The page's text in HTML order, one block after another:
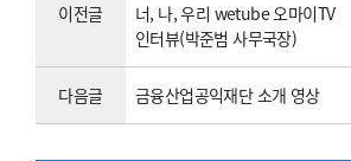
이전글
너, 나, 우리 wetube 오마이TV
인터뷰(박준범 사무국장)
다음글 금융산업공익재단 소개 영상